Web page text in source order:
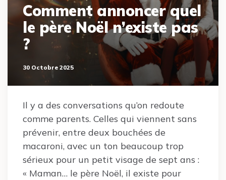
Comment annoncer quel
le père Noël n’existe pas
?
30 Octobre 2025
Il y a des conversations qu’on redoute
comme parents. Celles qui viennent sans
prévenir, entre deux bouchées de
macaroni, avec un ton beaucoup trop
sérieux pour un petit visage de sept ans :
« Maman… le père Noël, il existe pour